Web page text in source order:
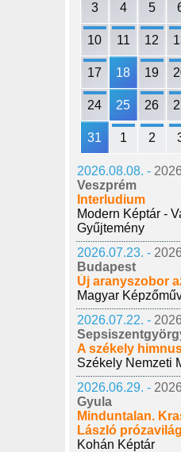
3 4 5
10 11 12
17 18 19
24 25 26
31 1 2
2026.08.08. -
Veszprém
Interludium
Modern Képtár -
Gyűjtemény
2026.07.23. -
Budapest
Új aranyszobor
Magyar
2026.07.22. -
A székely
Székely Nemzeti
2026.06.29. -
Gyula
Minduntalan.
László
Kohán Képtár